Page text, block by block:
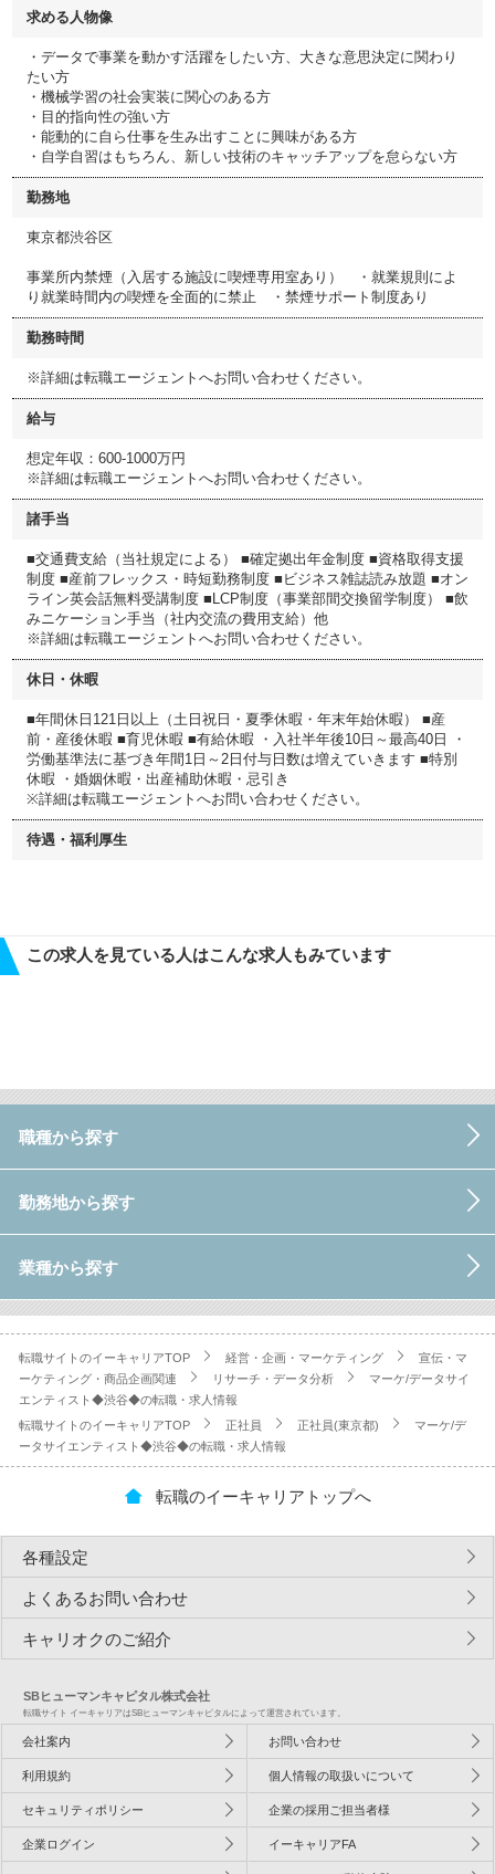
求める人物像
・データで事業を動かす活躍をしたい方、大きな意思決定に関わり
たい方
・機械学習の社会実装に関心のある方
・目的指向性の強い方
・能動的に自ら仕事を生み出すことに興味がある方
・自学自習はもちろん、新しい技術のキャッチアップを怠らない方
勤務地
東京都渋谷区
事業所内禁煙（入居する施設に喫煙専用室あり） ・就業規則によ
り就業時間内の喫煙を全面的に禁止 ・禁煙サポート制度あり
勤務時間
※詳細は転職エージェントへお問い合わせください。
給与
想定年収：600-1000万円
※詳細は転職エージェントへお問い合わせください。
諸手当
■交通費支給（当社規定による） ■確定拠出年金制度 ■資格取得支援
制度 ■産前フレックス・時短勤務制度 ■ビジネス雑誌読み放題 ■オン
ライン英会話無料受講制度 ■LCP制度（事業部間交換留学制度） ■飲
みニケーション手当（社内交流の費用支給）他
※詳細は転職エージェントへお問い合わせください。
休日・休暇
■年間休日121日以上（土日祝日・夏季休暇・年末年始休暇） ■産
前・産後休暇 ■育児休暇 ■有給休暇 ・入社半年後10日～最高40日 ・
労働基準法に基づき年間1日～2日付与日数は増えていきます ■特別
休暇 ・婚姻休暇・出産補助休暇・忌引き
※詳細は転職エージェントへお問い合わせください。
待遇・福利厚生
この求人を見ている人はこんな求人もみています
職種から探す
勤務地から探す
業種から探す
転職サイトのイーキャリアTOP 経営・企画・マーケティング
宣伝・マ
ーケティング・商品企画関連
リサーチ・データ分析
マーケ/データサイ
エンティスト◆渋谷◆の転職・求人情報
転職サイトのイーキャリアTOP
正社員 正社員(東京都)
マーケ/デ
ータサイエンティスト◆渋谷◆の転職・求人情報
転職のイーキャリアトップへ
各種設定
よくあるお問い合わせ
キャリオクのご紹介
SBヒューマンキャピタル株式会社
転職サイト イーキャリアはSBヒューマンキャピタルによって運営されています。
会社案内 お問い合わせ
利用規約 個人情報の取扱いについて
セキュリティポリシー 企業の採用ご担当者様
企業ログイン イーキャリアFA